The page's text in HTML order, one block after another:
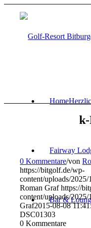
Home
Fairway
Bar &
k-
0 Kommentare/von
https://bitgolf.de/wp-
content/uploads/
Roman Graf https://
content/uploads/
Graf2015-08-08
DSC01303
0 Kommentare